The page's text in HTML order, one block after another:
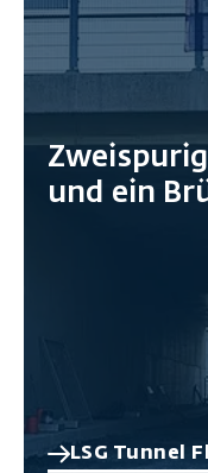
und ein
LSG Tunnel